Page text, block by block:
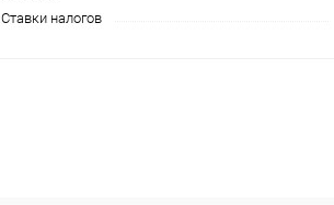
Ставки налогов